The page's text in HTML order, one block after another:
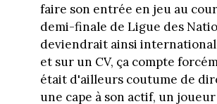
faire son entrée en jeu au
demi-finale de Ligue des
deviendrait ainsi
et sur un CV, ça compte
était d'ailleurs coutume de
une cape à son actif, un